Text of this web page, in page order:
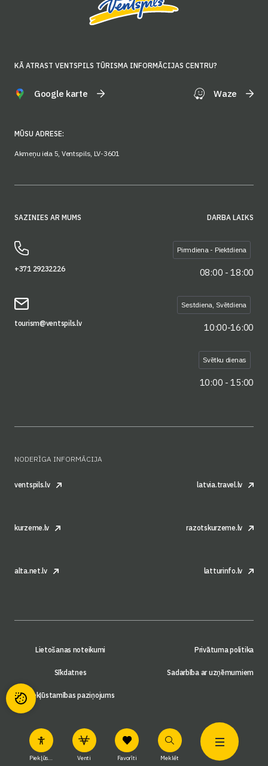
Piekļūstamība Venti Favorīti Meklēt
KĀ ATRAST VENTSPILS TŪRISMA INFORMĀCIJAS CENTRU?
Google karte Waze
MŪSU ADRESE:
Akmeņu iela 5, Ventspils, LV-3601
SAZINIES AR MUMS
+371 29232226
tourism@ventspils.lv
DARBA LAIKS
Pirmdiena - Piektdiena
08:00 - 18:00
Sestdiena, Svētdiena
10:00-16:00
Svētku dienas
10:00 - 15:00
NODERĪGA INFORMĀCIJA
ventspils.lv latvia.travel.lv
kurzeme.lv razotskurzeme.lv
alta.net.lv latturinfo.lv
Lietošanas noteikumi Privātuma politika
Sīkdatnes Sadarbība ar uzņēmumiem
Piekļūstamības paziņojums